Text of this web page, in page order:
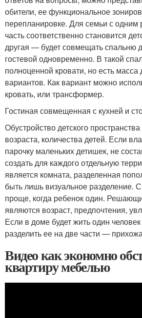
обители, ее функциональное
перепланировке. Для семьи с
часть соответственно становится
другая — будет совмещать спальню
гостевой одновременно. В такой
полноценной кровати, но есть масса
вариантов. Как вариант можно
кровать, или трансформер.
Гостиная совмещенная с кухней и
Обустройство детского
возраста, количества детей. Если
парочку маленьких детишек, не
создать для каждого отдельную
является комната, разделенная
быть лишь визуальное разделение.
проще, когда ребенок один.
являются возраст, предпочтения,
Если в доме будет жить один
разделить ее на две части —
Видео как экономно
квартиру мебелью